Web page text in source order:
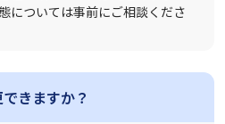
については事前にご相談くださ
きますか？